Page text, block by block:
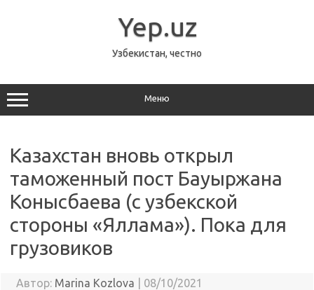
Yep.uz
Узбекистан, честно
Меню
Казахстан вновь открыл
таможенный пост Бауыржана
Конысбаева (с узбекской
стороны «Яллама»). Пока для
грузовиков
Автор: Marina Kozlova 08/10/2021